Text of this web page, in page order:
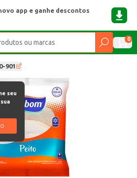
app e ganhe descontos
0
901
seu